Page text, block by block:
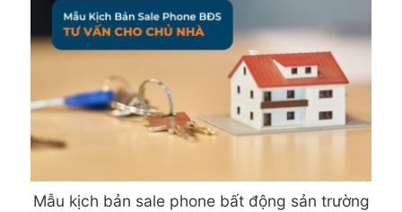
Mẫu kịch bản sale phone bất động sản trường